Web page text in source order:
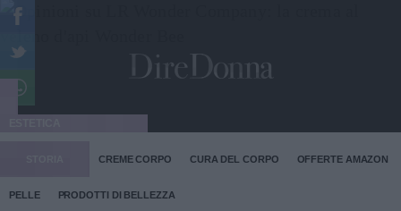
CREME CORPO CURA DEL CORPO OFFERTE AMAZON
PELLE PRODOTTI DI BELLEZZA